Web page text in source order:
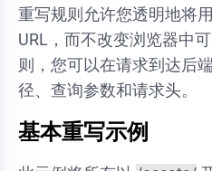
重写规则允许您透明地将
URL，而不改变浏览器中
则，您可以在请求到达后
径、查询参数和请求头。
基本重写示例